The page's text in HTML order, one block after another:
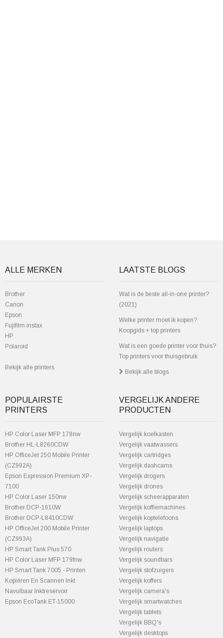
ALLE MERKEN
Brother
Canon
Epson
Fujifilm instax
HP
Polaroid
Bekijk alle printers
LAATSTE BLOGS
Wat is de beste all-in-one printer?
(2021)
Welke printer moet ik kopen?
Koopgids + top printers
Wat is een goede printer voor thuis?
Top printers voor thuisgebruik
Bekijk alle blogs
POPULAIRSTE
PRINTERS
HP Color Laser MFP 178nw
Brother HL-L8260CDW
HP OfficeJet 250 Mobile Printer
(CZ992A)
Epson Expression Premium XP-
7100
HP Color Laser 150nw
Brother DCP-1610W
Brother DCP-L8410CDW
HP OfficeJet 200 Mobile Printer
(CZ993A)
HP Smart Tank Plus 570
HP Color Laser MFP 179fnw
HP Smart Tank 7005 - Printen
Kopiëren En Scannen Inkt
Navulbaar Inktreservoir
Epson EcoTank ET-15000
VERGELIJK ANDERE
PRODUCTEN
Vergelijk koelkasten
Vergelijk vaatwassers
Vergelijk cartridges
Vergelijk dashcams
Vergelijk drogers
Vergelijk drones
Vergelijk scheerapparaten
Vergelijk koffiemachines
Vergelijk koptelefoons
Vergelijk laptops
Vergelijk navigatie
Vergelijk routers
Vergelijk soundbars
Vergelijk stofzuigers
Vergelijk koffers
Vergelijk camera's
Vergelijk smartwatches
Vergelijk tablets
Vergelijk BBQ's
Vergelijk desktops